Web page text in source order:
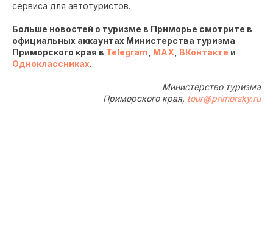
сервиса для автотуристов.
Больше новостей о туризме в Приморье смотрите в
официальных аккаунтах Министерства туризма
Приморского края в Telegram MAX ВКонтакте и
Одноклассниках.
Министерство туризма
Приморского края, tour@primorsky.ru